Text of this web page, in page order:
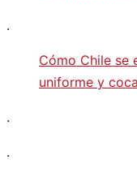
.
Cómo Chile se
uniforme y
.
.